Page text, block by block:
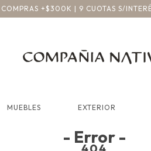
+$300K | 9 CUOTAS S/
MUEBLES EXTERIOR
- Error -